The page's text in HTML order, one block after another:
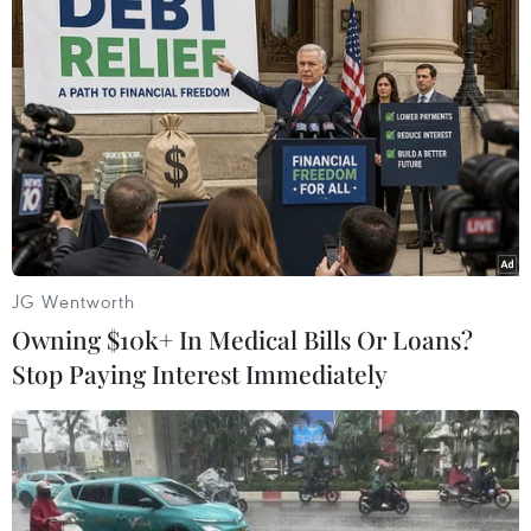
Lượng khách vẫn cao, ngành đường sắt chạy
thêm tàu Thống Nhất, Hải Phòng
TIN LIÊN QUAN
JG Wentworth
Owning $10k+ In Medical Bills Or Loans?
Stop Paying Interest Immediately